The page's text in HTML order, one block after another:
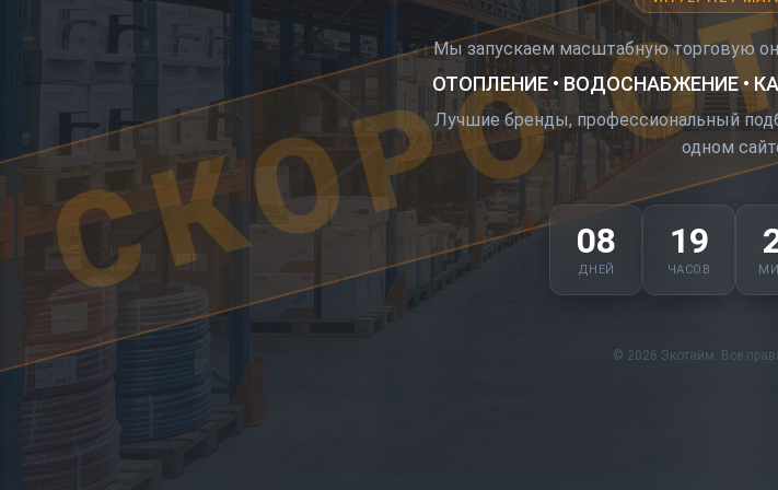
Мы запускаем масштабную торговую
ОТОПЛЕНИЕ • ВОДОСНАБЖЕНИЕ •
Лучшие бренды, профессиональный
одном
08
ДНЕЙ
19
ЧАСОВ
© 2026 Экотайм. Все